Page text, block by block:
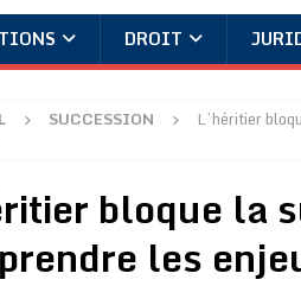
DROIT
SUCCESSION
L’héritier
bloque la
les